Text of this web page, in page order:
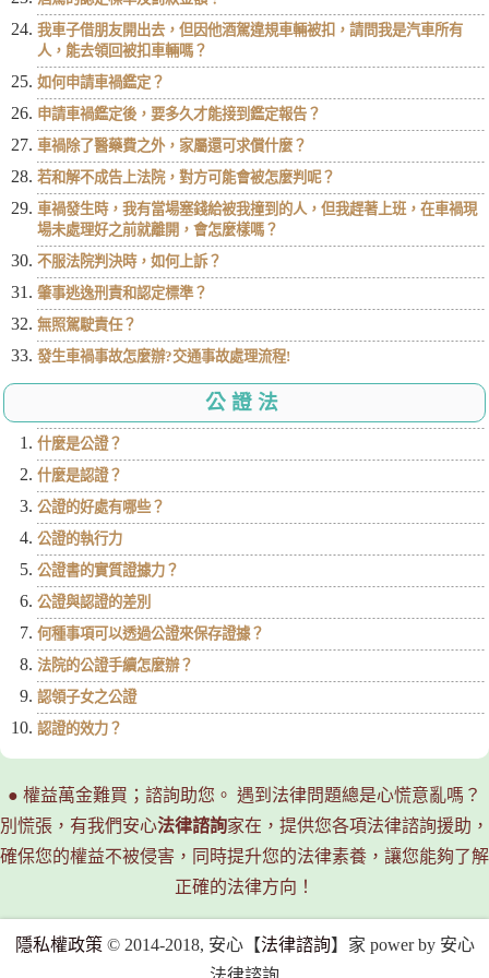
我車子借朋友開出去，但因他酒駕違規車輛被扣，請問我是汽車所有
人，能去領回被扣車輛嗎？
如何申請車禍鑑定？
申請車禍鑑定後，要多久才能接到鑑定報告？
車禍除了醫藥費之外，家屬還可求償什麼？
若和解不成告上法院，對方可能會被怎麼判呢？
車禍發生時，我有當場塞錢給被我撞到的人，但我趕著上班，在車禍現
場未處理好之前就離開，會怎麼樣嗎？
不服法院判決時，如何上訴？
肇事逃逸刑責和認定標準？
無照駕駛責任？
發生車禍事故怎麼辦?交通事故處理流程!
公證法
什麼是公證？
什麼是認證？
公證的好處有哪些？
公證的執行力
公證書的實質證據力？
公證與認證的差別
何種事項可以透過公證來保存證據？
法院的公證手續怎麼辦？
認領子女之公證
認證的效力？
● 權益萬金難買；諮詢助您。 遇到法律問題總是心慌意亂嗎？
別慌張，有我們安心法律諮詢家在，提供您各項法律諮詢援助，
確保您的權益不被侵害，同時提升您的法律素養，讓您能夠了解
正確的法律方向！
隱私權政策 © 2014-2018, 安心【法律諮詢】家 power by 安心